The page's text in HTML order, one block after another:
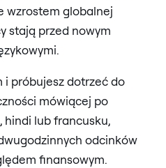
wzrostem globalnej
stają przed nowym
i próbujesz dotrzeć do
mówiącej po
hindi lub francusku,
odcinków
finansowym.